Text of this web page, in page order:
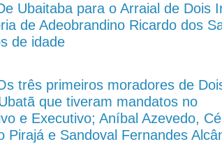
Ubaitaba para o Arraial de Dois
de Adeobrandino Ricardo dos
de idade
três primeiros moradores de
que tiveram mandatos no
e Executivo; Aníbal Azevedo,
Pirajá e Sandoval Fernandes